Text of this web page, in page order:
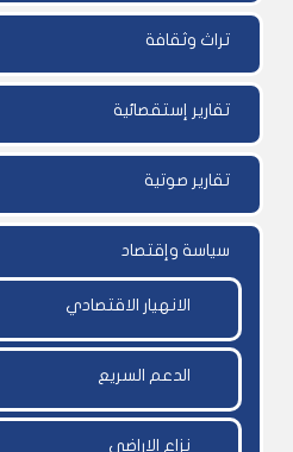
تراث وثقافة
تقارير إستقصائية
تقارير صوتية
سياسة وإقتصاد
الانهيار الاقتصادي
الدعم السريع
نزاع الاراضي